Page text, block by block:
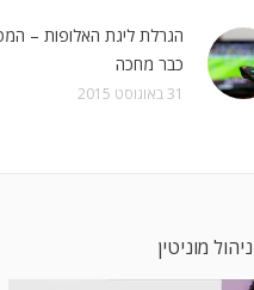
הגרלת ליגת האלופות –
כבר מחכה
31 באוגוסט 2015
מוניטין